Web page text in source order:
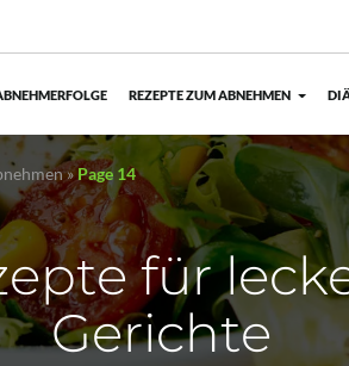
REZEPTE ZUM ABNEHMEN
»Page 14
für
Gerichte